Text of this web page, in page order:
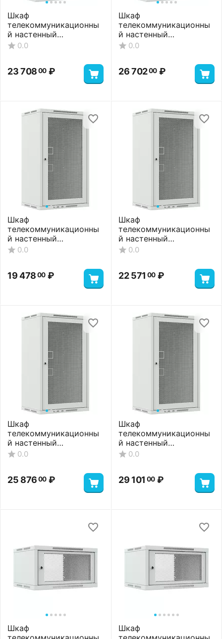
Шкаф
телекоммуникационны
й настенный
ШТНС-15U-600-550-П-
0.0
23 70800 ₽
Шкаф
телекоммуникационны
й настенный
ШТНС-15U-600-650-П-
0.0
26 70200 ₽
Шкаф
телекоммуникационны
й настенный
ШТНС-18U-600-350-П-
0.0
19 47800 ₽
Шкаф
телекоммуникационны
й настенный
ШТНС-18U-600-450-П-
0.0
22 571 00 ₽
Шкаф
телекоммуникационны
й настенный
ШТНС-18U-600-550-П-
0.0
25 87600 ₽
Шкаф
телекоммуникационны
й настенный
ШТНС-18U-600-650-П-
0.0
29 101 00 ₽
Шкаф
Шкаф